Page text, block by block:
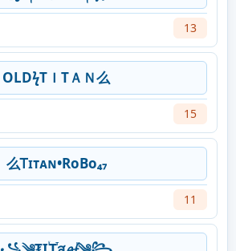
13
OLDϟTＩTＡＮ么
15
么Ꭲɪᴛᴀɴ•RoBo₄₇
11